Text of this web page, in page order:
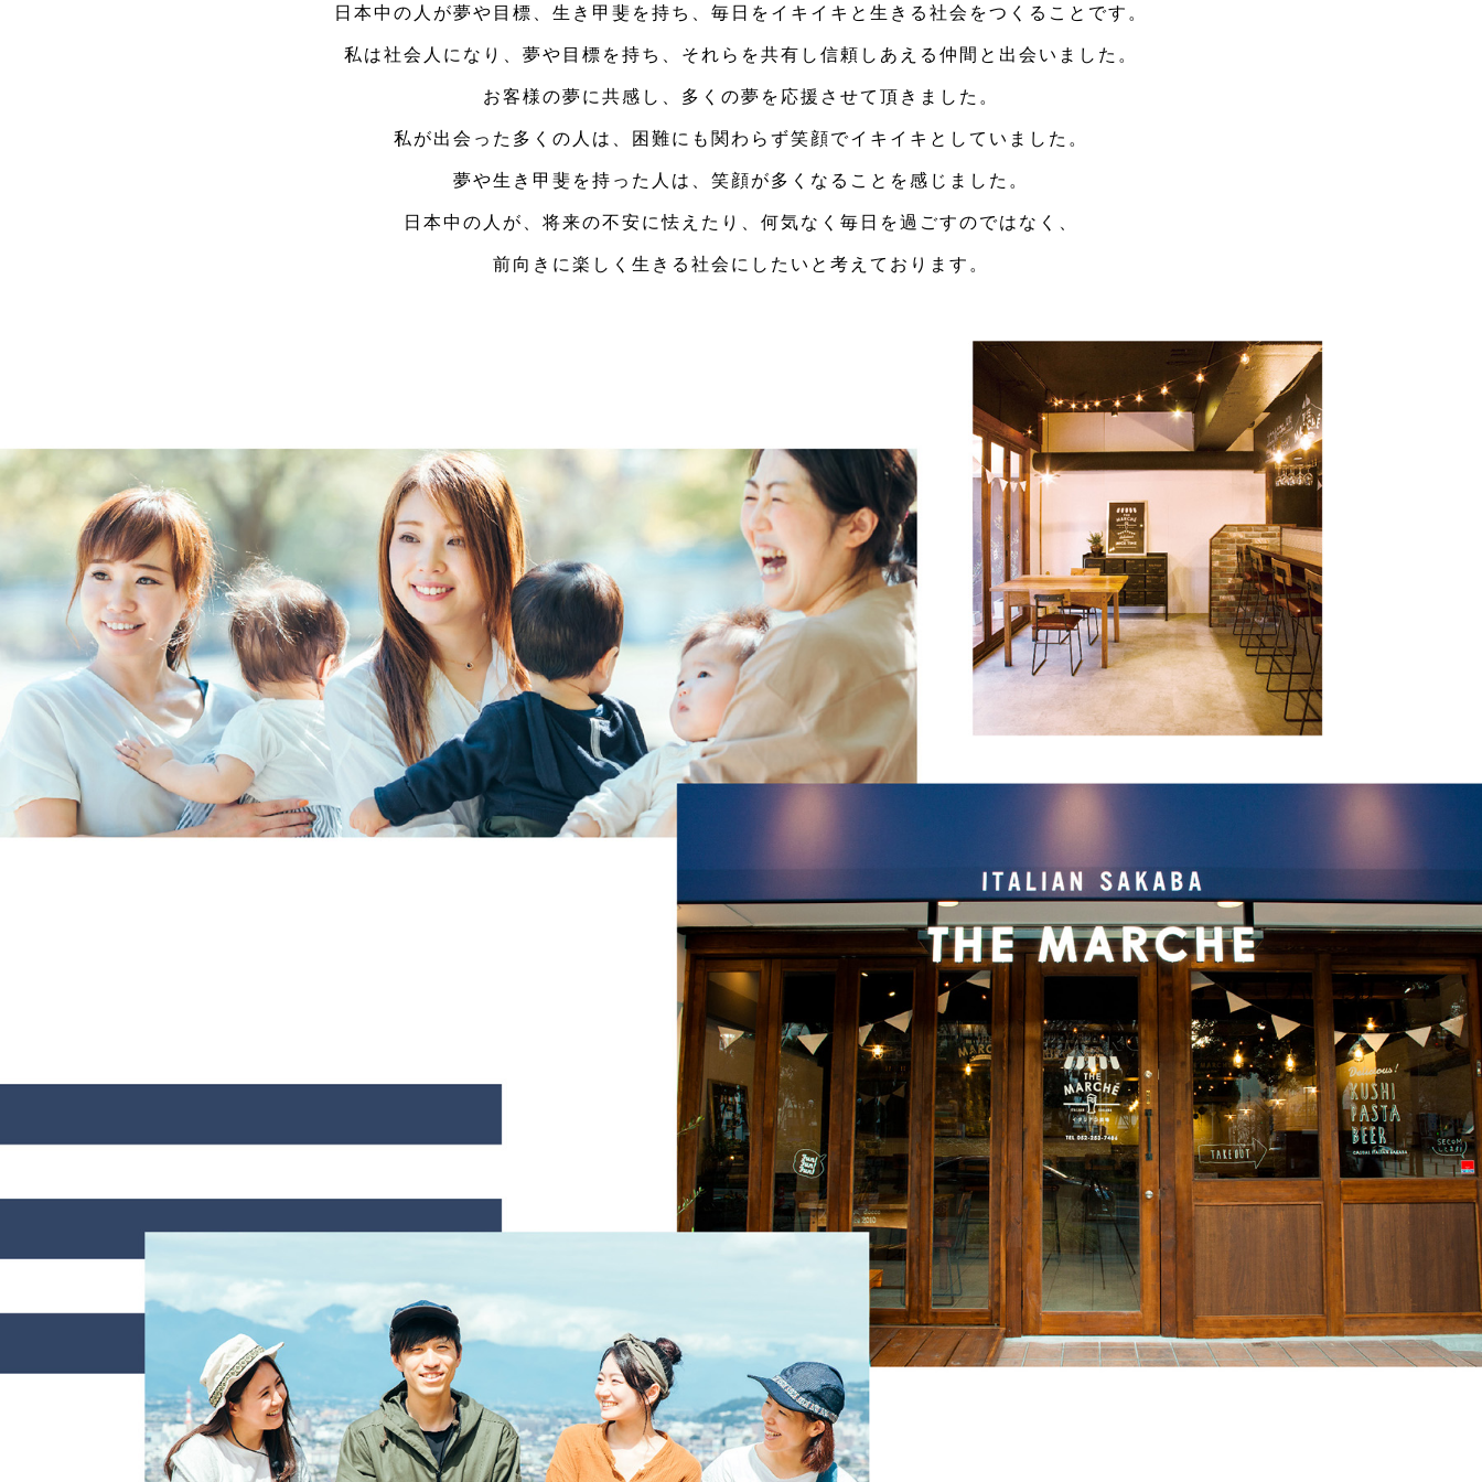
日本中の人が夢や目標、生き甲斐を持ち、毎日をイキイキと生きる社会をつくることです。
私は社会人になり、夢や目標を持ち、それらを共有し信頼しあえる仲間と出会いました。
お客様の夢に共感し、多くの夢を応援させて頂きました。
私が出会った多くの人は、困難にも関わらず笑顔でイキイキとしていました。
夢や生き甲斐を持った人は、笑顔が多くなることを感じました。
日本中の人が、将来の不安に怯えたり、何気なく毎日を過ごすのではなく、
前向きに楽しく生きる社会にしたいと考えております。